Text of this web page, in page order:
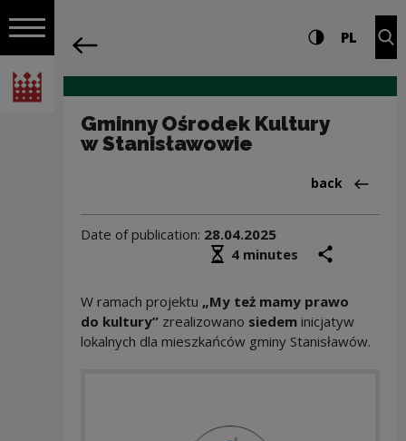
Open navigation
National Centre for Culture Poland
Navigation Settings and search
High contrast
PL
Gminny Ośrodek Kultury
w Stanisławowie
Back
back
Date of publication: 28.04.2025
Średni czas czytania
4 minutes
W ramach projektu „My też mamy prawo
do kultury”zrealizowano siedeminicjatyw
lokalnych dla mieszkańców gminy Stanisławów.